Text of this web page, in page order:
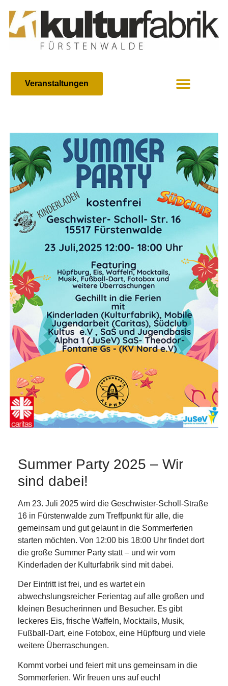
Veranstaltungen
Summer Party 2025 – Wir
sind dabei!
Am 23. Juli 2025 wird die Geschwister-Scholl-Straße
16 in Fürstenwalde zum Treffpunkt für alle, die
gemeinsam und gut gelaunt in die Sommerferien
starten möchten. Von 12:00 bis 18:00 Uhr findet dort
die große Summer Party statt – und wir vom
Kinderladen der Kulturfabrik sind mit dabei.
Der Eintritt ist frei, und es wartet ein
abwechslungsreicher Ferientag auf alle großen und
kleinen Besucherinnen und Besucher. Es gibt
leckeres Eis, frische Waffeln, Mocktails, Musik,
Fußball-Dart, eine Fotobox, eine Hüpfburg und viele
weitere Überraschungen.
Kommt vorbei und feiert mit uns gemeinsam in die
Sommerferien. Wir freuen uns auf euch!